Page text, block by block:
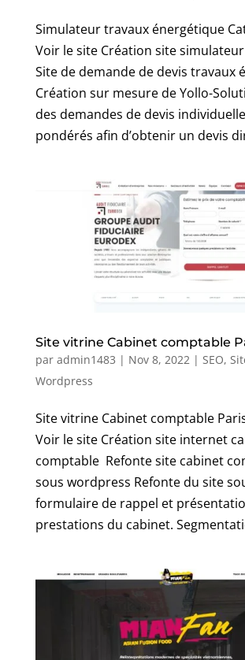
Simulateur travaux énergétique
Voir le site Création site
Site de demande de devis travaux
Création sur mesure de Yollo-
des demandes de devis
pondérés afin d’obtenir un devis
Site vitrine Cabinet comptable
par admin1483 | Nov 8, 2022| SEO,
Wordpress
Site vitrine Cabinet comptable
Voir le site Création site internet
comptable Refonte site cabinet
sous wordpress Refonte du site
formulaire de rappel et
prestations du cabinet.